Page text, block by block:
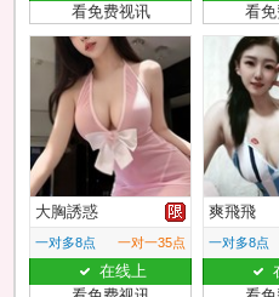
看免费视讯
看
大胸誘惑
一对多8点 一对一35点
在线上
爽飛飛
一对多8点